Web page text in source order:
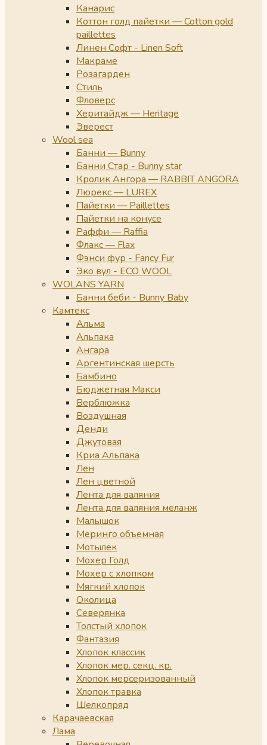
Канарис
Коттон голд пайетки — Cotton gold
paillettes
Линен Софт - Linen Soft
Макраме
Розагарден
Стиль
Фловерс
Херитайдж — Heritage
Эверест
Wool sea
Банни — Bunny
Банни Стар - Bunny star
Кролик Ангора — RABBIT ANGORA
Люрекс — LUREX
Пайетки — Paillettes
Пайетки на конусе
Раффи — Raffia
Флакс — Flax
Фэнси фур - Fancy Fur
Эко вул - ECO WOOL
WOLANS YARN
Банни беби - Bunny Baby
Камтекс
Альма
Альпака
Ангара
Аргентинская шерсть
Бамбино
Бюджетная Макси
Верблюжка
Воздушная
Денди
Джутовая
Криа Альпака
Лен
Лен цветной
Лента для валяния
Лента для валяния меланж
Малышок
Меринго объемная
Мотылёк
Мохер Голд
Мохер с хлопком
Мягкий хлопок
Околица
Северянка
Толстый хлопок
Фантазия
Хлопок классик
Хлопок мер. секц. кр.
Хлопок мерсеризованный
Хлопок травка
Шелкопряд
Карачаевская
Лама